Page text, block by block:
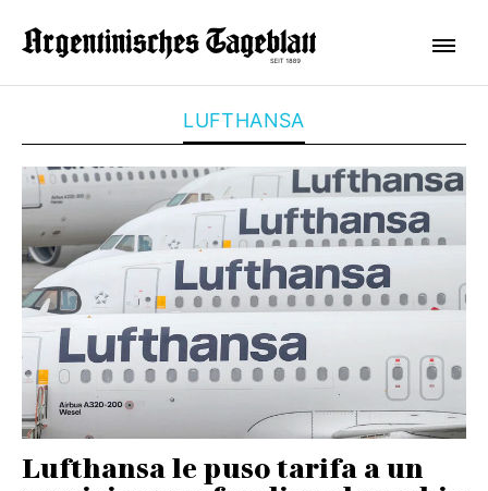
LUFTHANSA
Lufthansa le puso tarifa a un